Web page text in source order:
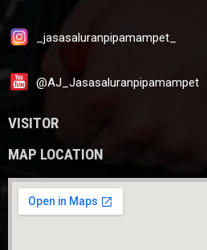
_jasasaluranpipamampet_
@AJ_Jasasaluranpipamampet
VISITOR
MAP LOCATION